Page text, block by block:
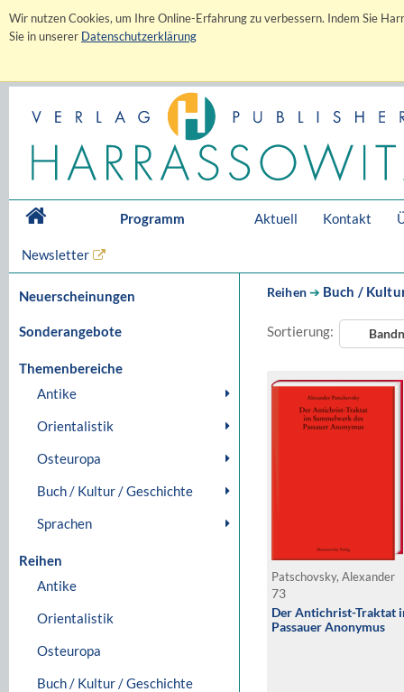
Wir nutzen Cookies, um Ihre Online-Erfahrung zu verbessern. Indem Sie
Sie in unserer Datenschutzerklärung
Programm Aktuell Kontakt
Newsletter
Neuerscheinungen
Sonderangebote
Themenbereiche
Antike
Orientalistik
Osteuropa
Buch / Kultur / Geschichte
Sprachen
Reihen
Antike
Orientalistik
Osteuropa
Buch / Kultur / Geschichte
Reihen➔ Buch /
Sortierung:
Patschovsky, Alexander
73
Der Antichrist-Traktat
Passauer Anonymus